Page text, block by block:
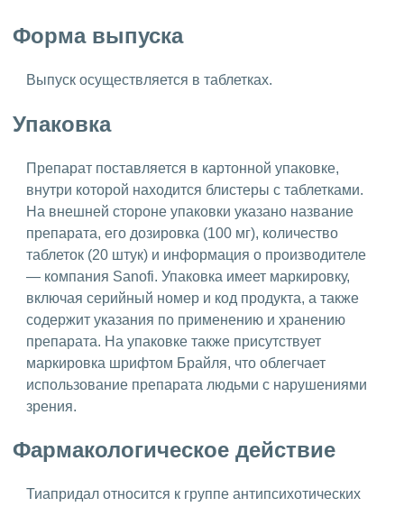
Форма выпуска
Выпуск осуществляется в таблетках.
Упаковка
Препарат поставляется в картонной упаковке,
внутри которой находится блистеры с таблетками.
На внешней стороне упаковки указано название
препарата, его дозировка (100 мг), количество
таблеток (20 штук) и информация о производителе
— компания Sanofi. Упаковка имеет маркировку,
включая серийный номер и код продукта, а также
содержит указания по применению и хранению
препарата. На упаковке также присутствует
маркировка шрифтом Брайля, что облегчает
использование препарата людьми с нарушениями
зрения.
Фармакологическое действие
Тиапридал относится к группе антипсихотических